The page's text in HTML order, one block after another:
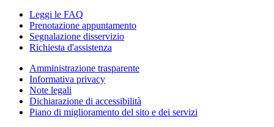
Leggi le FAQ
Prenotazione appuntamento
Segnalazione disservizio
Richiesta d'assistenza
Amministrazione trasparente
Informativa privacy
Note legali
Dichiarazione di accessibilità
Piano di miglioramento del sito e dei servizi